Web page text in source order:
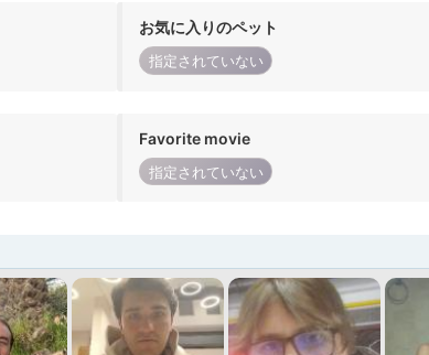
お気に入りのペット
指定されていない
Favorite movie
指定されていない